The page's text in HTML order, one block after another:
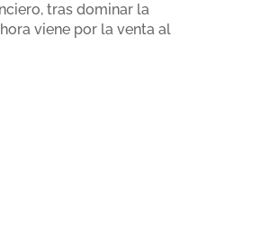
tras dominar la
viene por la venta al